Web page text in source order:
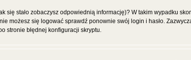
się stało zobaczysz odpowiednią informację)? W takim wypadku
możesz się logować sprawdź ponownie swój login i hasło.
stronie błędnej konfiguracji skryptu.